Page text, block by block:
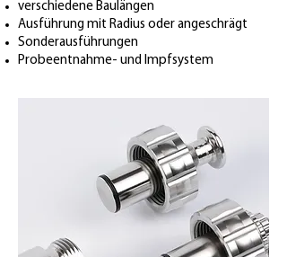
verschiedene Baulängen
Ausführung mit Radius oder angeschrägt
Sonderausführungen
Probeentnahme- und Impfsystem